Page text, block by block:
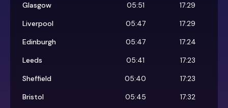
Glasgow
05:51
17:29
Liverpool
05:47
17:29
Edinburgh
05:47
17:24
Leeds
05:41
17:23
Sheffield
05:40
17:23
Bristol
05:45
17:32